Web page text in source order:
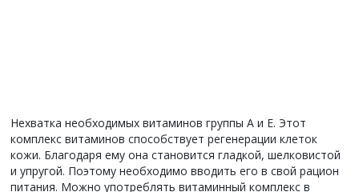
Нехватка необходимых витаминов группы А и Е. Этот
комплекс витаминов способствует регенерации клеток
кожи. Благодаря ему она становится гладкой, шелковистой
и упругой. Поэтому необходимо вводить его в свой рацион
питания. Можно употреблять витаминный комплекс в